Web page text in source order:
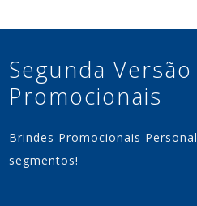
Segunda
Promocionais
Brindes Promocionais
segmentos!